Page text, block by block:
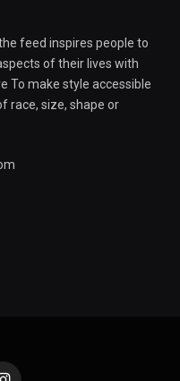
feed inspires people to
of their lives with
To make style accessible
race, size, shape or